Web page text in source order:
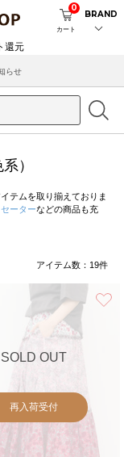
カート
0
BRAND
らせ
）
テムを取り揃えておりま
ーターなどの商品も充
アイテム数： 19件
SOLD OUT
再入荷受付